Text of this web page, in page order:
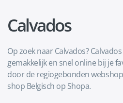
Calvados
Op zoek naar Calvados?
gemakkelijk en snel online bij je
door de regiogebonden
shop Belgisch op Shopa.